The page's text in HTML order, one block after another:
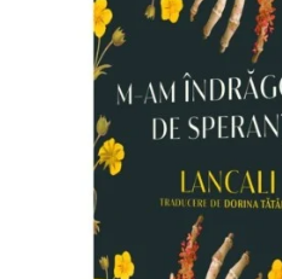
Resurse umane
Vanzari si marketing
Carte scolara
Atlase, dictionare si enciclopedii
Carte prescolara
Carte scolara
Dictionare de limba romana
Ghiduri de conversatie